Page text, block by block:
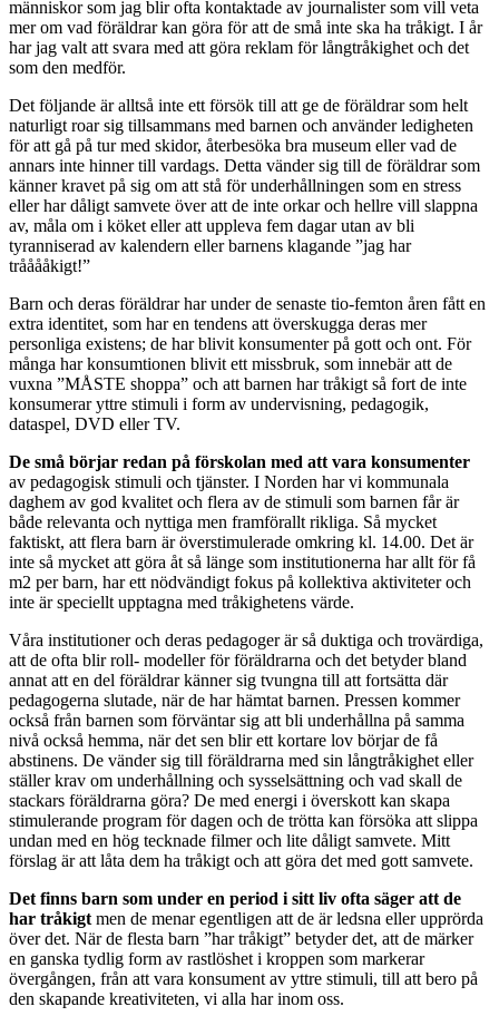
människor som jag blir ofta kontaktade av journalister som vill veta
mer om vad föräldrar kan göra för att de små inte ska ha tråkigt. I år
har jag valt att svara med att göra reklam för långtråkighet och det
som den medför.
Det följande är alltså inte ett försök till att ge de föräldrar som helt
naturligt roar sig tillsammans med barnen och använder ledigheten
för att gå på tur med skidor, återbesöka bra museum eller vad de
annars inte hinner till vardags. Detta vänder sig till de föräldrar som
känner kravet på sig om att stå för underhållningen som en stress
eller har dåligt samvete över att de inte orkar och hellre vill slappna
av, måla om i köket eller att uppleva fem dagar utan av bli
tyranniserad av kalendern eller barnens klagande ”jag har
trååååkigt!”
Barn och deras föräldrar har under de senaste tio-femton åren fått en
extra identitet, som har en tendens att överskugga deras mer
personliga existens; de har blivit konsumenter på gott och ont. För
många har konsumtionen blivit ett missbruk, som innebär att de
vuxna ”MÅSTE shoppa” och att barnen har tråkigt så fort de inte
konsumerar yttre stimuli i form av undervisning, pedagogik,
dataspel, DVD eller TV.
De små börjar redan på förskolan med att vara konsumenter
av pedagogisk stimuli och tjänster. I Norden har vi kommunala
daghem av god kvalitet och flera av de stimuli som barnen får är
både relevanta och nyttiga men framförallt rikliga. Så mycket
faktiskt, att flera barn är överstimulerade omkring kl. 14.00. Det är
inte så mycket att göra åt så länge som institutionerna har allt för få
m2 per barn, har ett nödvändigt fokus på kollektiva aktiviteter och
inte är speciellt upptagna med tråkighetens värde.
Våra institutioner och deras pedagoger är så duktiga och trovärdiga,
att de ofta blir roll- modeller för föräldrarna och det betyder bland
annat att en del föräldrar känner sig tvungna till att fortsätta där
pedagogerna slutade, när de har hämtat barnen. Pressen kommer
också från barnen som förväntar sig att bli underhållna på samma
nivå också hemma, när det sen blir ett kortare lov börjar de få
abstinens. De vänder sig till föräldrarna med sin långtråkighet eller
ställer krav om underhållning och sysselsättning och vad skall de
stackars föräldrarna göra? De med energi i överskott kan skapa
stimulerande program för dagen och de trötta kan försöka att slippa
undan med en hög tecknade filmer och lite dåligt samvete. Mitt
förslag är att låta dem ha tråkigt och att göra det med gott samvete.
Det finns barn som under en period i sitt liv ofta säger att de
har tråkigtmen de menar egentligen att de är ledsna eller upprörda
över det. När de flesta barn ”har tråkigt” betyder det, att de märker
en ganska tydlig form av rastlöshet i kroppen som markerar
övergången, från att vara konsument av yttre stimuli, till att bero på
den skapande kreativiteten, vi alla har inom oss.